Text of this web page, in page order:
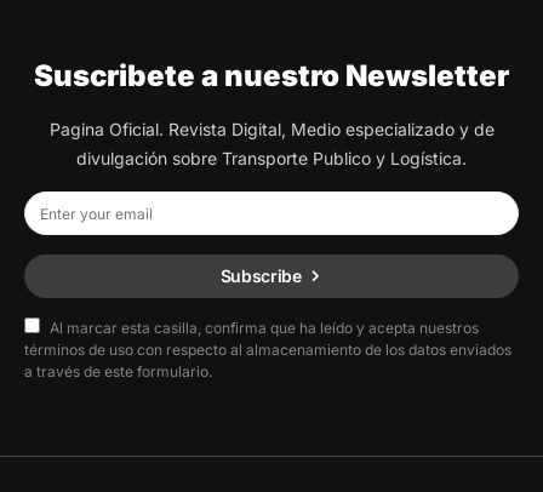
Suscribete a nuestro Newsletter
Pagina Oficial. Revista Digital, Medio especializado y de
divulgación sobre Transporte Publico y Logística.
Subscribe
Al marcar esta casilla, confirma que ha leído y acepta nuestros
términos de uso con respecto al almacenamiento de los datos enviados
a través de este formulario.